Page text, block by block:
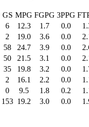
GS MPG FGPG 3PPG
6 12.3 1.7 0.0
2 19.0 3.6 0.0
58 24.7 3.9 0.0
50 21.5 3.1 0.0
35 19.8 3.2 0.0
2 16.1 2.2 0.0
0 9.5 1.8 0.2
153 19.2 3.0 0.0